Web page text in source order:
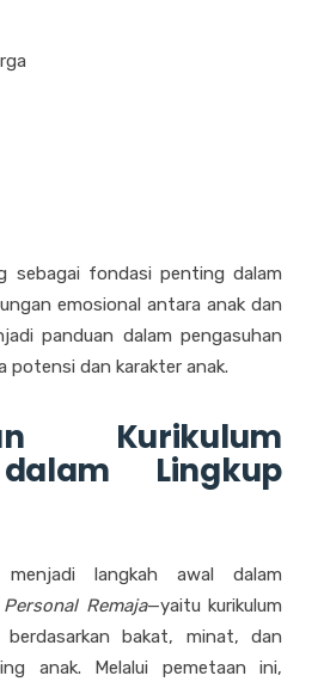
sebagai fondasi penting dalam
emosional antara anak dan
panduan dalam pengasuhan
potensi dan karakter anak.
Kurikulum
Lingkup
langkah awal dalam
Remaja—yaitu kurikulum
bakat, minat, dan
anak. Melalui pemetaan ini,